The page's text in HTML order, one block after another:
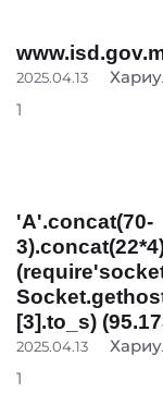
2025.04.13
1
'A'.concat(70-
[3].to_s)
2025.04.13
1